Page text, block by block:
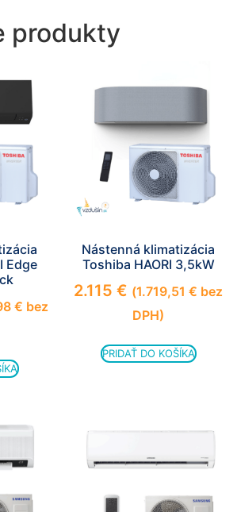
produkty
Edge
€ bez
Nástenná klimatizácia
Toshiba HAORI 3,5kW
2.115 € (1.719,51 € bez
DPH)
PRIDAŤ DO KOŠÍKA